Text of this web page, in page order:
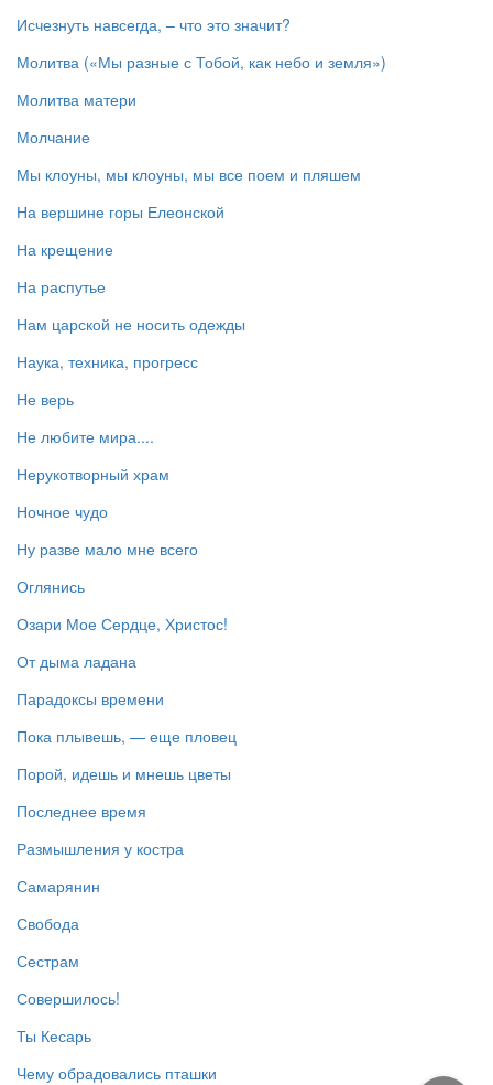
Исчезнуть навсегда, – что это значит?
Молитва («Мы разные с Тобой, как небо и земля»)
Молитва матери
Молчание
Мы клоуны, мы клоуны, мы все поем и пляшем
На вершине горы Елеонской
На крещение
На распутье
Нам царской не носить одежды
Наука, техника, прогресс
Не верь
Не любите мира....
Нерукотворный храм
Ночное чудо
Ну разве мало мне всего
Оглянись
Озари Мое Сердце, Христос!
От дыма ладана
Парадоксы времени
Пока плывешь, — еще пловец
Порой, идешь и мнешь цветы
Последнее время
Размышления у костра
Самарянин
Свобода
Сестрам
Совершилось!
Ты Кесарь
Чему обрадовались пташки